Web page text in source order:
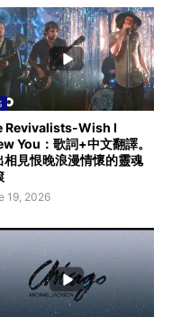
Revivalists-Wish I
You：歌詞+中文翻譯。
相見恨晚浪漫情懷的靈魂
19, 2026